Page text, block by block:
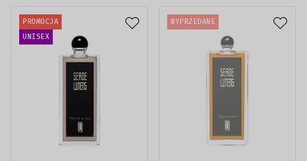
PROMOCJA
UNISEX
WYPRZEDANE